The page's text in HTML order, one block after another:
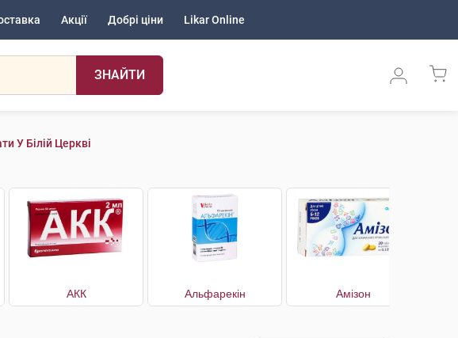
Акції Добрі ціни Likar Online
ЗНАЙТИ
У Білій Церкві
АКК Альфарекін Амізон